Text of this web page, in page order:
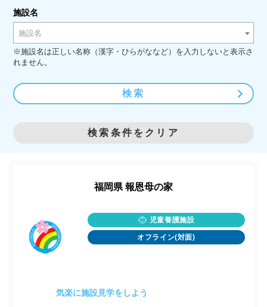
施設名
施設名
※施設名は正しい名称（漢字・ひらがななど）を入力しないと表示さ
れません。
検索
検索条件をクリア
福岡県 報恩母の家
児童養護施設
オフライン(対面)
気楽に施設見学をしよう